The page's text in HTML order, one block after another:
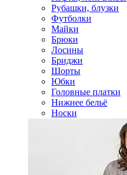
Рубашки, блузки
Футболки
Майки
Брюки
Лосины
Бриджи
Шорты
Юбки
Головные платки
Нижнее бельё
Носки